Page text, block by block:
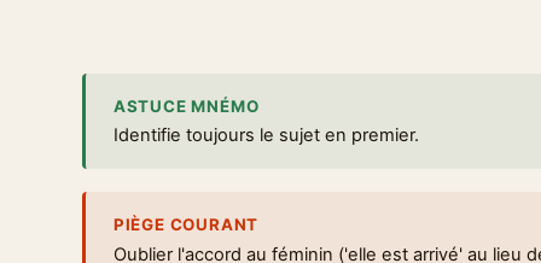
ASTUCE MNÉMO
Identifie toujours le sujet en premier.
PIÈGE COURANT
Oublier l'accord au féminin ('elle est arrivé' au lieu